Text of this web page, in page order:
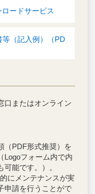
ードサービス
（記入例）（PD
口またはオンライン
（PDF形式推奨）を
Logoフォーム内で内
能です。）。
にメンテナンスが実
申請を行うことがで